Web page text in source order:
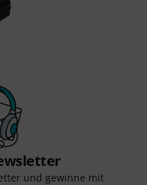
und gewinne mit